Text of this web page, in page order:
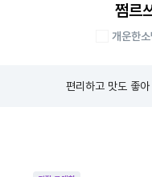
쩜르
개운한
편리하고 맛도 좋